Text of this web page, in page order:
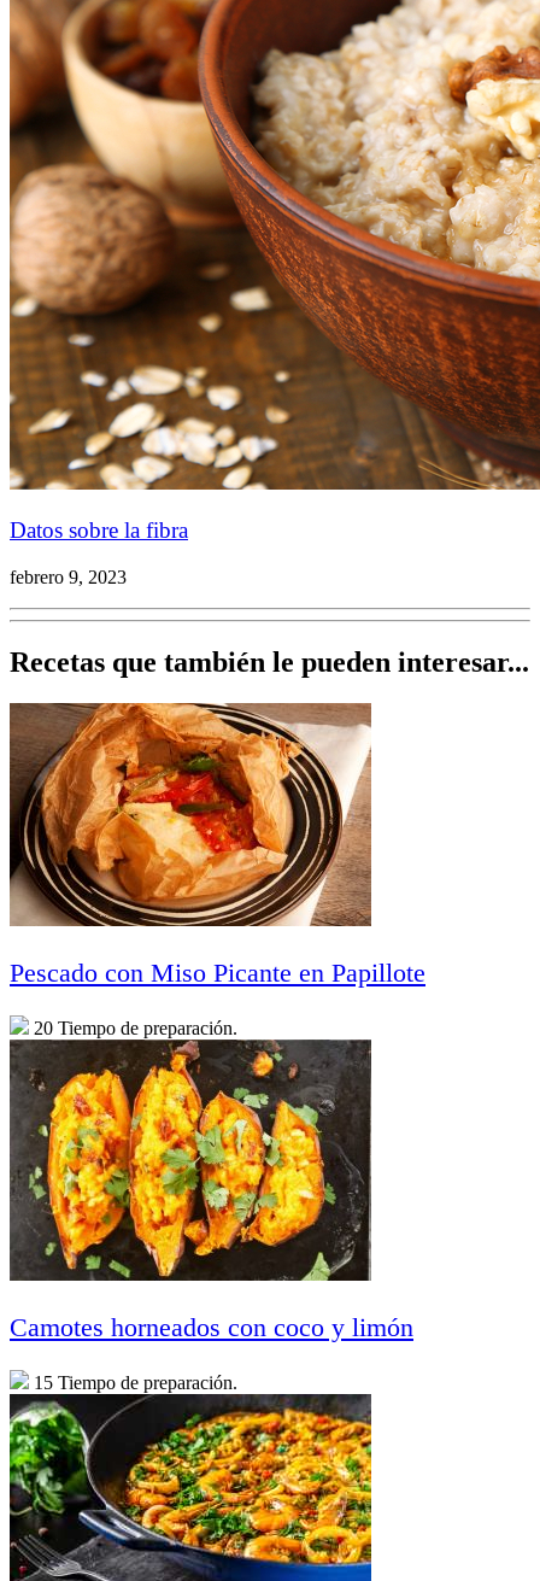
Datos sobre la fibra
febrero 9, 2023
Recetas que también le pueden interesar...
Pescado con Miso Picante en Papillote
20 Tiempo de preparación.
Camotes horneados con coco y limón
15 Tiempo de preparación.